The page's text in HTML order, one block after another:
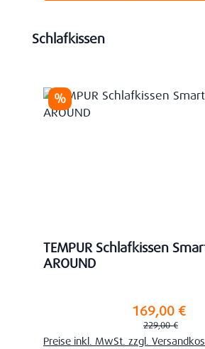
Produktgalerie überspringen
Schlafkissen
Rabatt
%
TEMPUR Schlafkissen
AROUND
169,00 €
Regulärer Preis:
229,00 €
Preise inkl. MwSt. zzgl.